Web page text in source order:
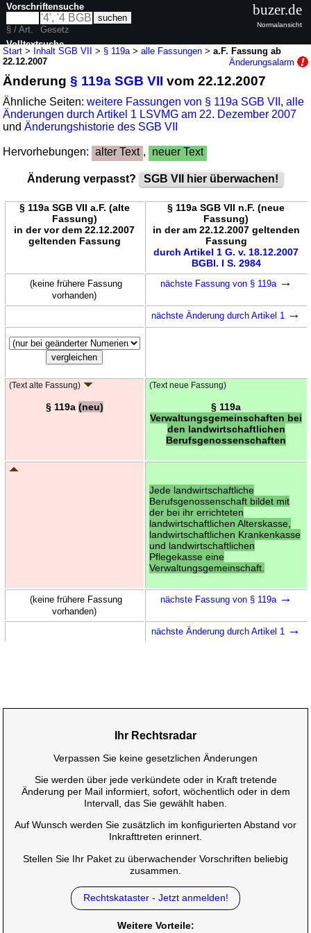
Start > Inhalt SGB VII > § 119a >alle Fassungen >a.F. Fassung ab
22.12.2007
Änderungsalarm
Änderung§ 119a SGB VII vom 22.12.2007
Ähnliche Seiten:weitere Fassungen von § 119a SGB VII ,alle
Änderungen durch Artikel 1 LSVMG am 22. Dezember 2007
undÄnderungshistorie des SGB VII
Hervorhebungen: alter Text , neuer Text
Änderung verpasst? SGB VII hier überwachen!
§ 119a SGB VII a.F. (alte
Fassung)
in der vor dem 22.12.2007
geltenden Fassung
§ 119a SGB VII n.F. (neue
Fassung)
in der am 22.12.2007 geltenden
Fassung
durch Artikel 1 G. v. 18.12.2007
BGBl. I S. 2984
(keine frühere Fassung
vorhanden)
nächste Fassung von § 119a →
nächste Änderung durch Artikel 1 →
(Text alte Fassung)
§ 119a (neu)
(Text neue Fassung)
§ 119a
Verwaltungsgemeinschaften bei
den landwirtschaftlichen
Berufsgenossenschaften
Jede landwirtschaftliche
Berufsgenossenschaft bildet mit
der bei ihr errichteten
landwirtschaftlichen Alterskasse,
landwirtschaftlichen Krankenkasse
und landwirtschaftlichen
Pflegekasse eine
Verwaltungsgemeinschaft.
(keine frühere Fassung
vorhanden)
nächste Fassung von § 119a →
nächste Änderung durch Artikel 1 →
Vorschriftensuche
§ / Art.
Gesetz
Volltextsuche
buzer.de
Normalansicht
Ihr Rechtsradar
Verpassen Sie keine gesetzlichen Änderungen
Sie werden über jede verkündete oder in Kraft tretende
Änderung per Mail informiert, sofort, wöchentlich oder in dem
Intervall, das Sie gewählt haben.
Auf Wunsch werden Sie zusätzlich im konfigurierten Abstand vor
Inkrafttreten erinnert.
Stellen Sie Ihr Paket zu überwachender Vorschriften beliebig
zusammen.
Rechtskataster - Jetzt anmelden!
Weitere Vorteile: